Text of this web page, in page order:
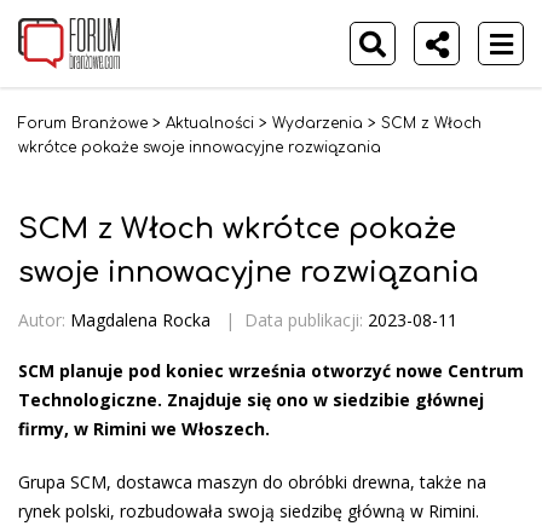
Forum Branżowe > Aktualności > Wydarzenia > SCM z Włoch
wkrótce pokaże swoje innowacyjne rozwiązania
SCM z Włoch wkrótce pokaże
swoje innowacyjne rozwiązania
Autor: Magdalena Rocka | Data publikacji: 2023-08-11
SCM planuje pod koniec września otworzyć nowe Centrum
Technologiczne. Znajduje się ono w siedzibie głównej
firmy, w Rimini we Włoszech.
Grupa SCM, dostawca maszyn do obróbki drewna, także na
rynek polski, rozbudowała swoją siedzibę główną w Rimini.